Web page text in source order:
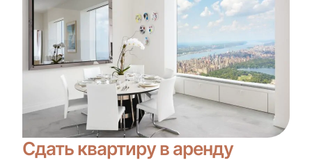
Сдать квартиру в аренду